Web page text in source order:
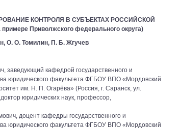
КОНТРОЛЯ В СУБЪЕКТАХ РОССИЙСКОЙ
Приволжского федерального округа)
О. О. Томилин, П. Б. Жгучев
заведующий кафедрой государственного и
юридического факультета ФГБОУ ВПО «Мордовский
им. Н. П. Огарёва» (Россия, г. Саранск, ул.
юридических наук, профессор,
доцент кафедры государственного и
юридического факультета ФГБОУ ВПО «Мордовский